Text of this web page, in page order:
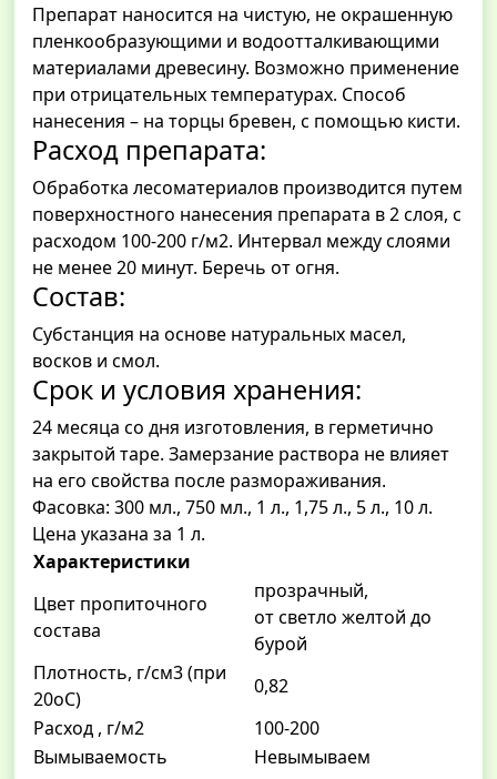
Препарат наносится на чистую, не окрашенную
пленкообразующими и водоотталкивающими
материалами древесину. Возможно применение
при отрицательных температурах. Способ
нанесения – на торцы бревен, с помощью кисти.
Расход препарата:
Обработка лесоматериалов производится путем
поверхностного нанесения препарата в 2 слоя, с
расходом 100-200 г/м2. Интервал между слоями
не менее 20 минут. Беречь от огня.
Состав:
Субстанция на основе натуральных масел,
восков и смол.
Срок и условия хранения:
24 месяца со дня изготовления, в герметично
закрытой таре. Замерзание раствора не влияет
на его свойства после размораживания.
Фасовка: 300 мл., 750 мл., 1 л., 1,75 л., 5 л., 10 л.
Цена указана за 1 л.
Характеристики
Цвет пропиточного
состава
прозрачный,
от светло желтой до
бурой
Плотность, г/см3 (при
20оС)
0,82
Расход , г/м2
100-200
Вымываемость
Невымываем